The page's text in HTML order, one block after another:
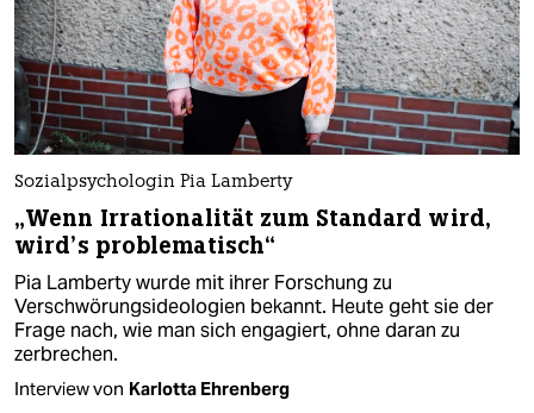
Sozialpsychologin Pia Lamberty
„Wenn Irrationalität zum Standard wird,
wird’s problematisch“
Pia Lamberty wurde mit ihrer Forschung zu
Verschwörungsideologien bekannt. Heute geht sie der
Frage nach, wie man sich engagiert, ohne daran zu
zerbrechen.
Interview von Karlotta Ehrenberg